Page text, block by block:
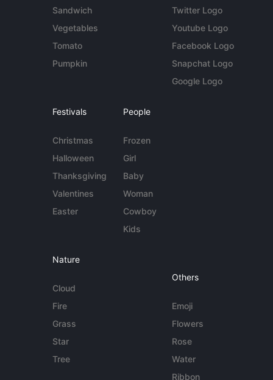
Sandwich
Vegetables
Tomato
Pumpkin
Twitter Logo
Youtube Logo
Facebook Logo
Snapchat Logo
Google Logo
Festivals
Christmas
Halloween
Thanksgiving
Valentines
Easter
People
Frozen
Girl
Baby
Woman
Cowboy
Kids
Nature
Cloud
Fire
Grass
Star
Tree
Others
Emoji
Flowers
Rose
Water
Ribbon